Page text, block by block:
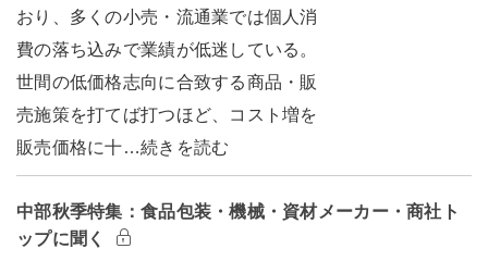
おり、多くの小売・流通業では個人消
費の落ち込みで業績が低迷している。
世間の低価格志向に合致する商品・販
売施策を打てば打つほど、コスト増を
販売価格に十…続きを読む
中部秋季特集：食品包装・機械・資材メーカー・商社ト
ップに聞く